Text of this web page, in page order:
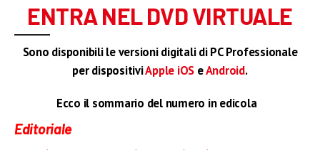
ENTRA NEL DVD VIRTUALE
Sono disponibili le versioni digitali di PC Professionale
per dispositiviApple iOS eAndroid.
Ecco il sommario del numero in edicola–
Editoriale